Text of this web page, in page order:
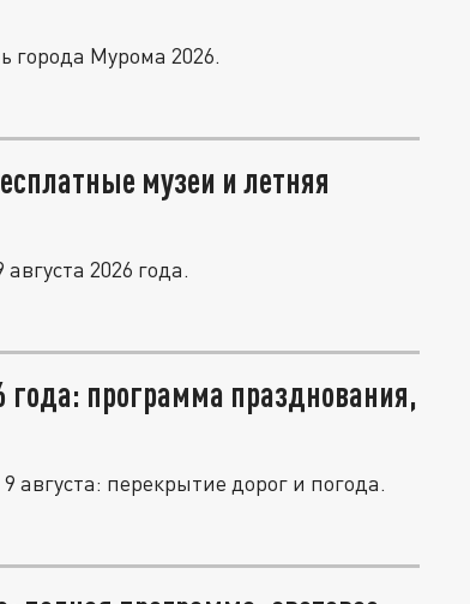
города Мурома 2026.
музеи и летняя
2026 года.
года: программа празднования,
августа: перекрытие дорог и погода.